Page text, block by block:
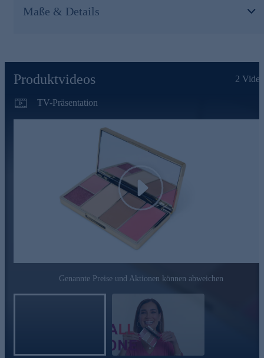
bestellen.
Maße & Details
Produktvideos 2
TV-Präsentation
Play
Genannte Preise und Aktionen können abweichen